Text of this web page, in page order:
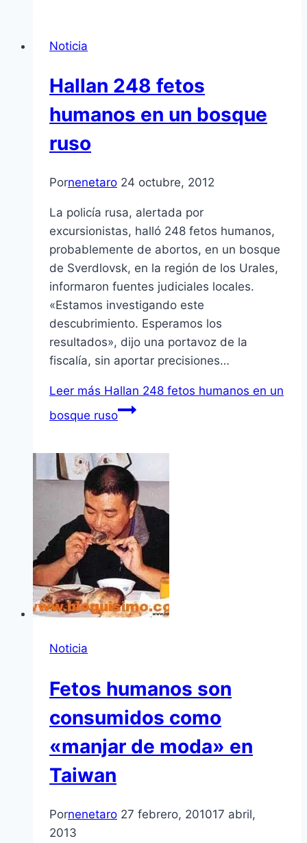
Noticia
Hallan 248 fetos
humanos en un bosque
ruso
Pornenetaro 24 octubre, 2012
La policí­a rusa, alertada por
excursionistas, halló 248 fetos humanos,
probablemente de abortos, en un bosque
de Sverdlovsk, en la región de los Urales,
informaron fuentes judiciales locales.
«Estamos investigando este
descubrimiento. Esperamos los
resultados», dijo una portavoz de la
fiscalí­a, sin aportar precisiones…
Leer más Hallan 248 fetos humanos en un
bosque ruso
Noticia
Fetos humanos son
consumidos como
«manjar de moda» en
Taiwan
Pornenetaro 27 febrero, 201017 abril,
2013